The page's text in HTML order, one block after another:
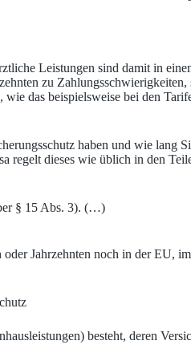
Leistungen sind damit in
zu Zahlungsschwierigkeiten,
das beispielsweise bei den
haben und wie lang
regelt dieses wie üblich in den
§ 15 Abs. 3). (…)
Jahrzehnten noch in der EU,
besteht, deren